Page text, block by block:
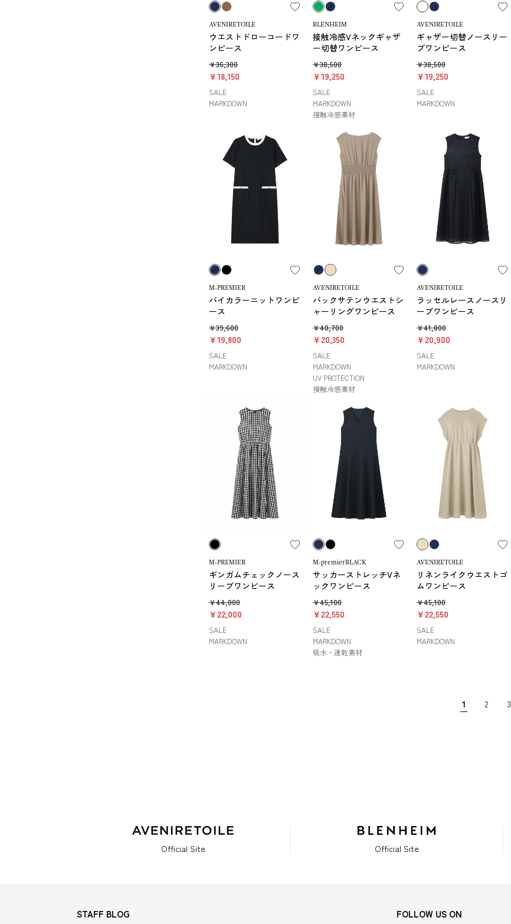
AVENIRETOILE
ウエストドローコードワ
ンピース
￥36,300
￥18,150
SALE
MARKDOWN
BLENHEIM
接触冷感Vネックギャザ
ー切替ワンピース
￥38,500
￥19,250
SALE
MARKDOWN
接触冷感素材
AVENIRETOILE
ギャザー切替ノースリー
ブワンピース
￥38,500
￥19,250
SALE
MARKDOWN
M-PREMIER
バイカラーニットワンピ
ース
￥39,600
￥19,800
SALE
MARKDOWN
AVENIRETOILE
バックサテンウエストシ
ャーリングワンピース
￥40,700
￥20,350
SALE
MARKDOWN
UV PROTECTION
接触冷感素材
AVENIRETOILE
ラッセルレースノースリ
ーブワンピース
￥41,800
￥20,900
SALE
MARKDOWN
M-PREMIER
ギンガムチェックノース
リーブワンピース
￥44,000
￥22,000
SALE
MARKDOWN
M-premierBLACK
サッカーストレッチVネ
ックワンピース
￥45,100
￥22,550
SALE
MARKDOWN
吸水・速乾素材
AVENIRETOILE
リネンライクウエストゴ
ムワンピース
￥45,100
￥22,550
SALE
MARKDOWN
1 2 3
Official Site Official Site
STAFF BLOG FOLLOW US ON